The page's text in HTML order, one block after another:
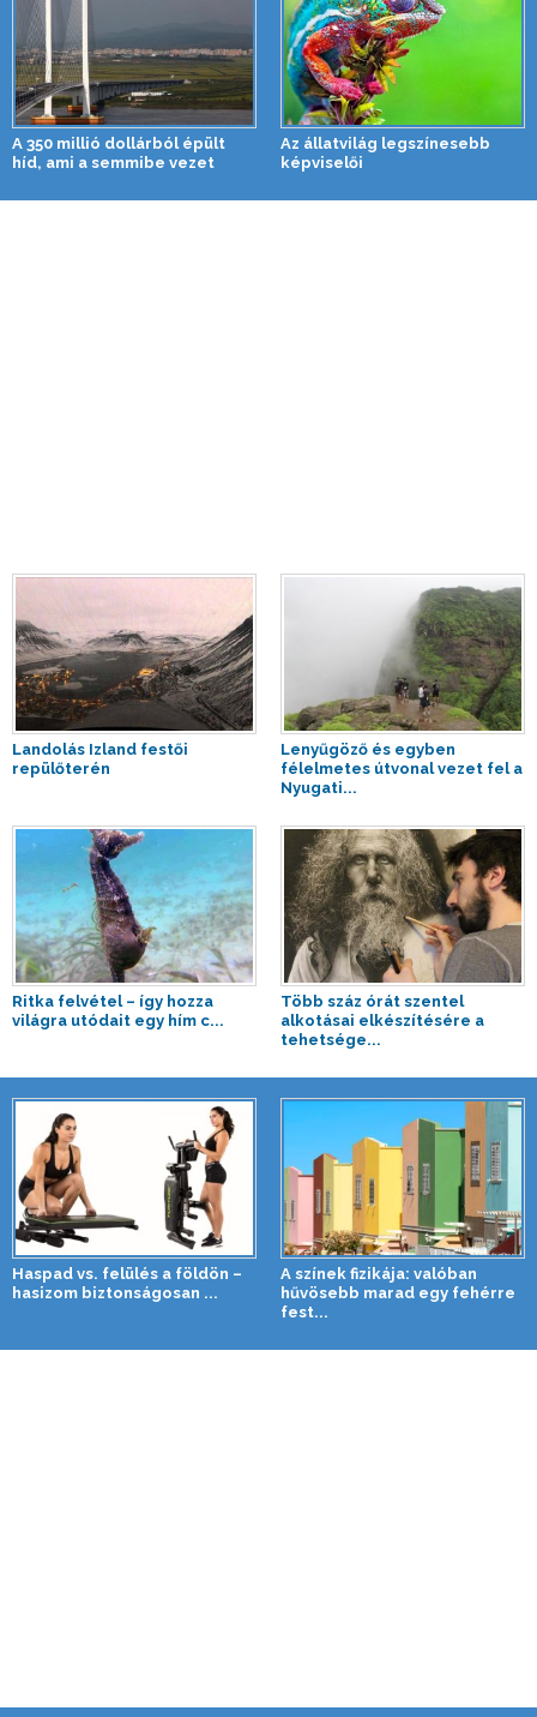
A 350 millió dollárból épült
híd, ami a semmibe vezet
Az állatvilág legszínesebb
képviselői
Landolás Izland festői
repülőterén
Lenyűgöző és egyben
félelmetes útvonal vezet fel a
Nyugati...
Ritka felvétel – így hozza
világra utódait egy hím c...
Több száz órát szentel
alkotásai elkészítésére a
tehetsége...
Haspad vs. felülés a földön –
hasizom biztonságosan ...
A színek fizikája: valóban
hűvösebb marad egy fehérre
fest...